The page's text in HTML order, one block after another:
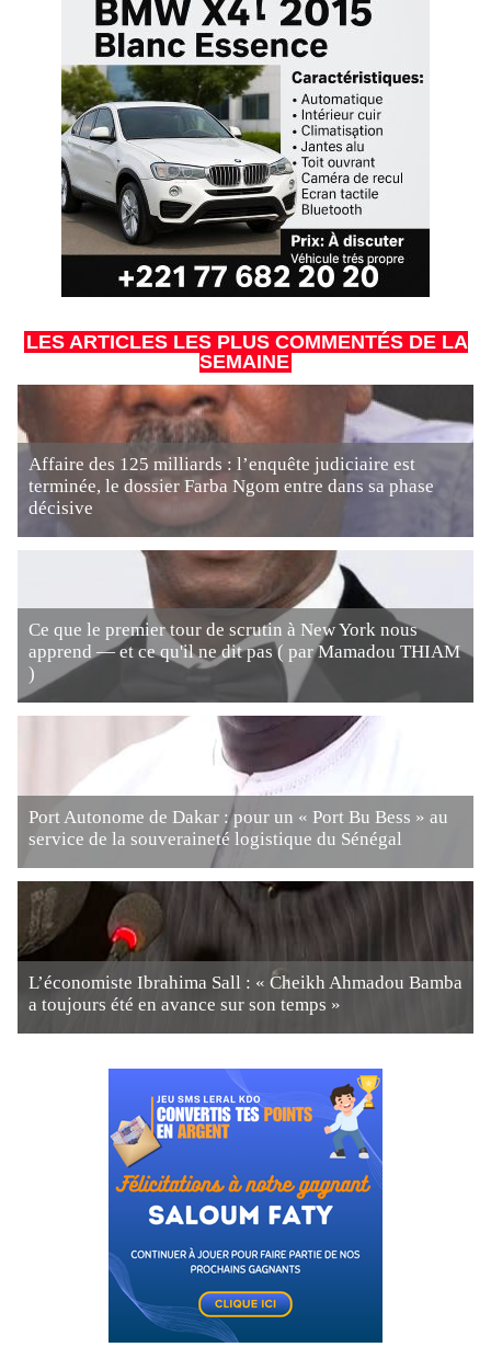
LES ARTICLES LES PLUS COMMENTÉS DE LA
SEMAINE
Affaire des 125 milliards : l’enquête judiciaire est
terminée, le dossier Farba Ngom entre dans sa phase
décisive
Ce que le premier tour de scrutin à New York nous
apprend — et ce qu'il ne dit pas ( par Mamadou THIAM
)
Port Autonome de Dakar : pour un « Port Bu Bess » au
service de la souveraineté logistique du Sénégal
L’économiste Ibrahima Sall : « Cheikh Ahmadou Bamba
a toujours été en avance sur son temps »